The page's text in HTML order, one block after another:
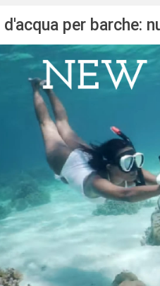
d'acqua per barche: